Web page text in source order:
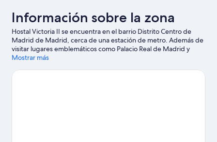
Información sobre la zona
Hostal Victoria II se encuentra en el barrio Distrito Centro de
Madrid de Madrid, cerca de una estación de metro. Además de
visitar lugares emblemáticos como Palacio Real de Madrid y
Plaza de Cibeles, si lo tuyo son las compras tienes que pasar por
evento especial? Puedes buscar el calendario de Estadio
Mostrar más